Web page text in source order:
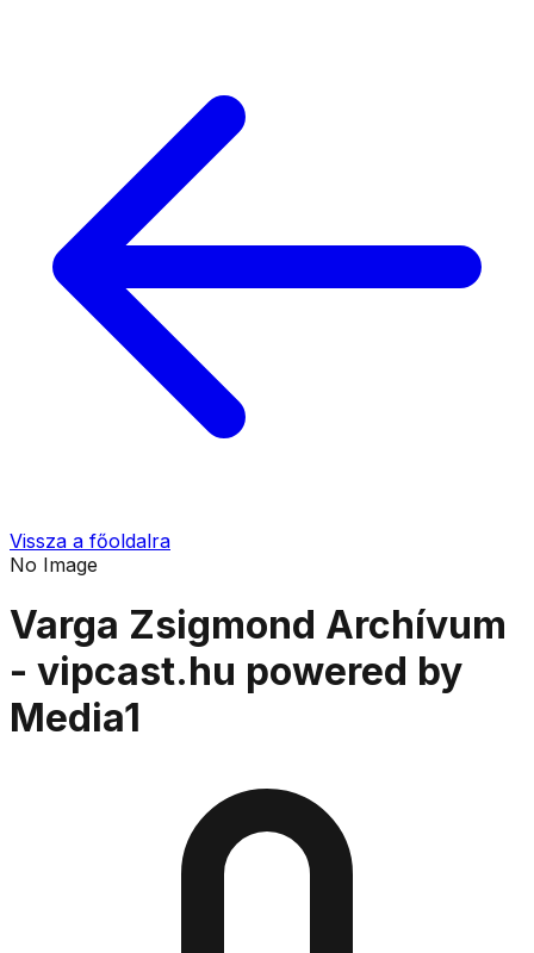
Vissza a főoldalra
No Image
Varga Zsigmond Archívum
- vipcast.hu powered by
Media1